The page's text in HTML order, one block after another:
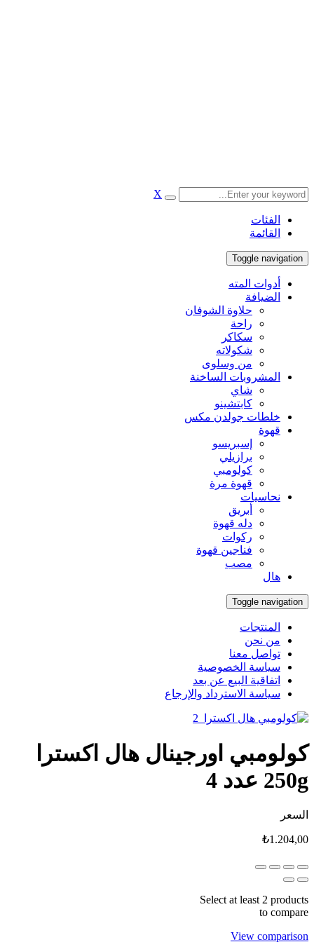
X
الفئات
القائمة
Toggle navigation
أدوات المته
الضيافة
حلاوة الشوفان
راحة
سكاكر
شكولاته
من وسلوى
المشروبات الساخنة
شاي
كابتشينو
خلطات جولدن مكس
قهوة
إسبريسو
برازيلي
كولومبي
قهوة مرة
نحاسيات
أبريق
‏دله قهوة
ركوات
فناجين قهوة
مصب
هال
Toggle navigation
المنتجات
من نحن
تواصل معنا
سياسة الخصوصية
اتفاقية البيع عن بعد
سياسة الاسترداد والإرجاع
كولومبي اورجينال هال اكسترا
250g عدد 4
السعر
₺1.204,00
Select at least 2 products
to compare
View comparison